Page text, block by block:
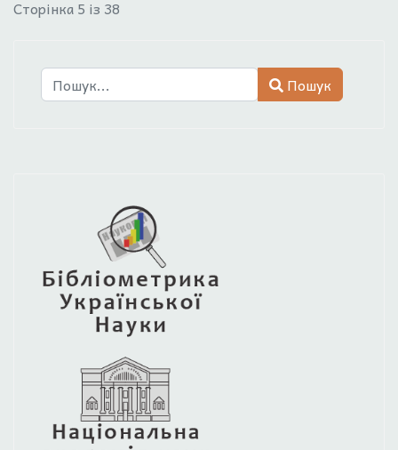
Сторінка 5 із 38
Пошук
Пошук